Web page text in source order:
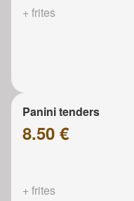
+ frites
Panini tenders
8.50 €
+ frites